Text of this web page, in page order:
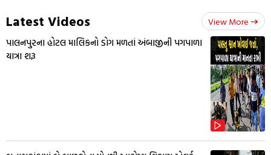
Latest Videos View More
પાલનપુરના હોટલ માલિકનો ડોગ મળતાં અંબાજીની પગપાળા
યાત્રા શરૂ